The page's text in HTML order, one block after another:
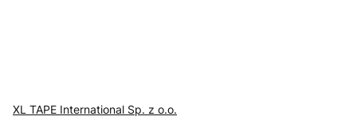
XL TAPE International Sp. z o.o.